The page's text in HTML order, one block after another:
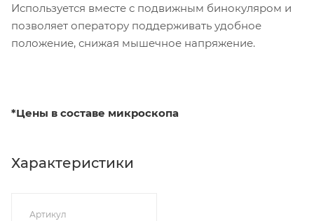
Используется вместе с подвижным бинокуляром и
позволяет оператору поддерживать удобное
положение, снижая мышечное напряжение.
*Цены в составе микроскопа
Характеристики
Артикул